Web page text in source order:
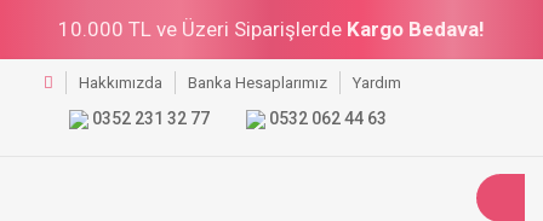
10.000 TL ve Üzeri Siparişlerde Kargo Bedava!
Hakkımızda Banka Hesaplarımız Yardım
0352 231 32 77 0532 062 44 63